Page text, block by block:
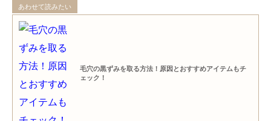
あわせて読みたい
毛穴の黒ずみを取る方法！原因とおすすめアイテムもチ
ェック！